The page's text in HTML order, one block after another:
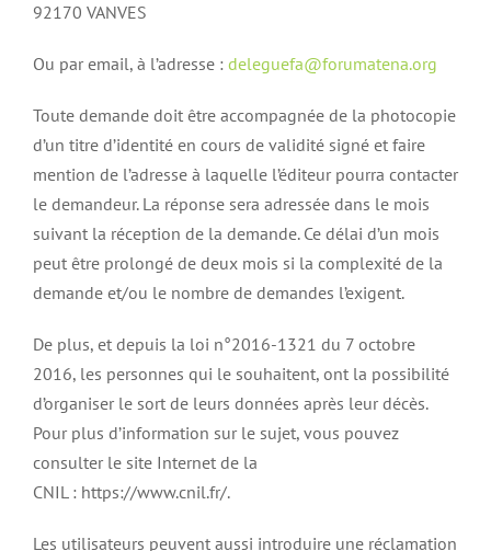
92170 VANVES
Ou par email, à l’adresse : deleguefa@forumatena.org
Toute demande doit être accompagnée de la photocopie
d’un titre d’identité en cours de validité signé et faire
mention de l’adresse à laquelle l’éditeur pourra contacter
le demandeur. La réponse sera adressée dans le mois
suivant la réception de la demande. Ce délai d’un mois
peut être prolongé de deux mois si la complexité de la
demande et/ou le nombre de demandes l’exigent.
De plus, et depuis la loi n°2016-1321 du 7 octobre
2016, les personnes qui le souhaitent, ont la possibilité
d’organiser le sort de leurs données après leur décès.
Pour plus d’information sur le sujet, vous pouvez
consulter le site Internet de la
CNIL : https://www.cnil.fr/.
Les utilisateurs peuvent aussi introduire une réclamation